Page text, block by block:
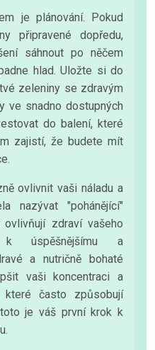
je plánování. Pokud
připravené dopředu,
sáhnout po něčem
hlad. Uložte si do
zeleniny se zdravým
ve snadno dostupných
do balení, které
zajistí, že budete mít
ovlivnit vaši náladu a
nazývat "pohánějící"
zdraví vašeho
úspěšnějšímu a
a nutričně bohaté
vaši koncentraci a
které často způsobují
je váš první krok k